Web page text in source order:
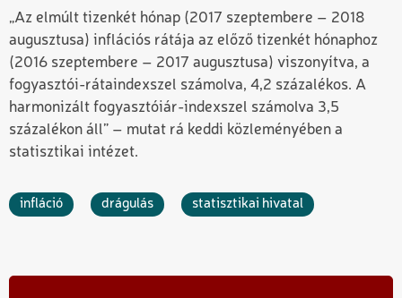
„Az elmúlt tizenkét hónap (2017 szeptembere – 2018
augusztusa) inflációs rátája az előző tizenkét hónaphoz
(2016 szeptembere – 2017 augusztusa) viszonyítva, a
fogyasztói-rátaindexszel számolva, 4,2 százalékos. A
harmonizált fogyasztóiár-indexszel számolva 3,5
százalékon áll” – mutat rá keddi közleményében a
statisztikai intézet.
infláció drágulás statisztikai hivatal